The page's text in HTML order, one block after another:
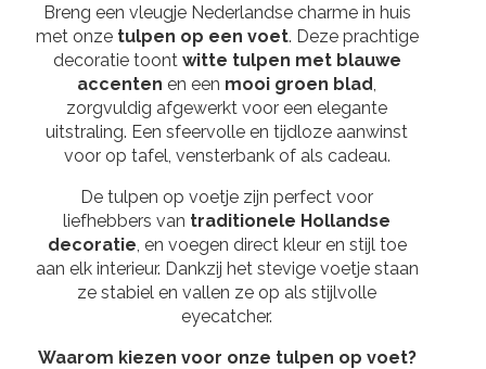
Breng een vleugje Nederlandse charme in huis
met onze tulpen op een voet. Deze prachtige
decoratie toont witte tulpen met blauwe
accenten en een mooi groen blad,
zorgvuldig afgewerkt voor een elegante
uitstraling. Een sfeervolle en tijdloze aanwinst
voor op tafel, vensterbank of als cadeau.
De tulpen op voetje zijn perfect voor
liefhebbers van traditionele Hollandse
decoratie, en voegen direct kleur en stijl toe
aan elk interieur. Dankzij het stevige voetje staan
ze stabiel en vallen ze op als stijlvolle
eyecatcher.
Waarom kiezen voor onze tulpen op voet?